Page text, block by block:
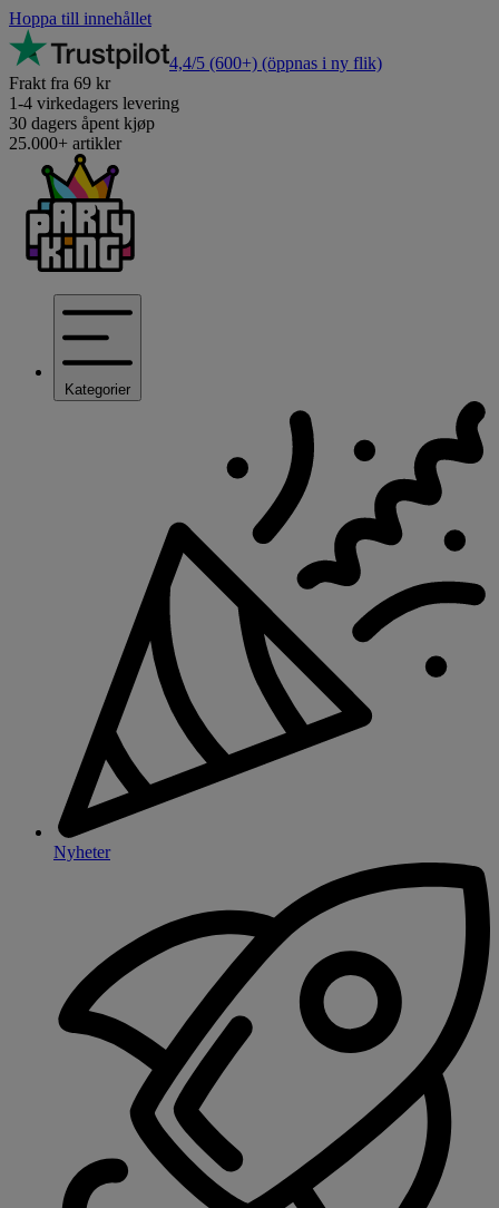
Hoppa till innehållet
4,4/5 (600+) (öppnas i ny flik)
Frakt fra 69 kr
1-4 virkedagers levering
30 dagers åpent kjøp
25.000+ artikler
Kategorier
Nyheter